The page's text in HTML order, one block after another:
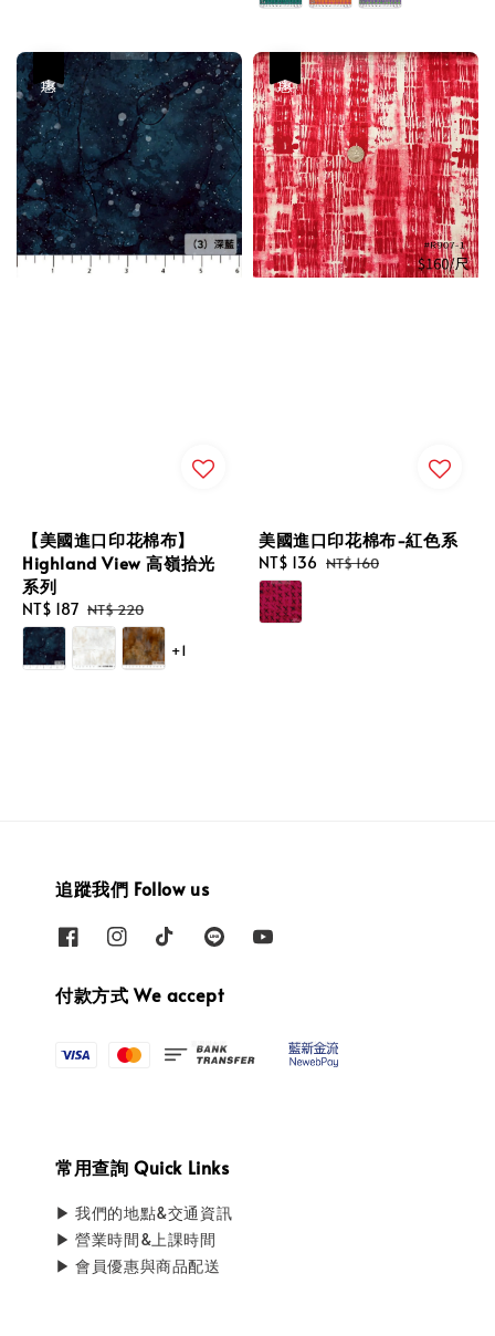
【美國進口印花棉布】
Highland View 高嶺拾光
系列
Sale
price
NT$ 187 Regular
price
NT$ 220
+1
美國進口印花棉布-紅色系
Sale
price
NT$ 136 Regular
NT$ 160
追蹤我們 Follow us
付款方式 We accept
常用查詢 Quick Links
▶ 我們的地點&交通資訊
▶ 營業時間&上課時間
▶ 會員優惠與商品配送